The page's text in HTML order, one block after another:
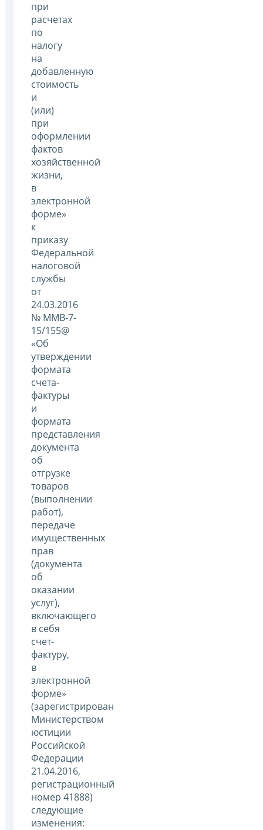
при
расчетах
по
налогу
на
добавленную
стоимость
и
(или)
при
оформлении
фактов
хозяйственной
жизни,
в
электронной
форме»
к
приказу
Федеральной
налоговой
службы
от
24.03.2016
№ ММВ-7-
15/155@
«Об
утверждении
формата
счета-
фактуры
и
формата
представления
документа
об
отгрузке
товаров
(выполнении
работ),
передаче
имущественных
прав
(документа
об
оказании
услуг),
включающего
в себя
счет-
фактуру,
в
электронной
форме»
(зарегистрирован
Министерством
юстиции
Российской
Федерации
21.04.2016,
регистрационный
номер 41888)
следующие
изменения: